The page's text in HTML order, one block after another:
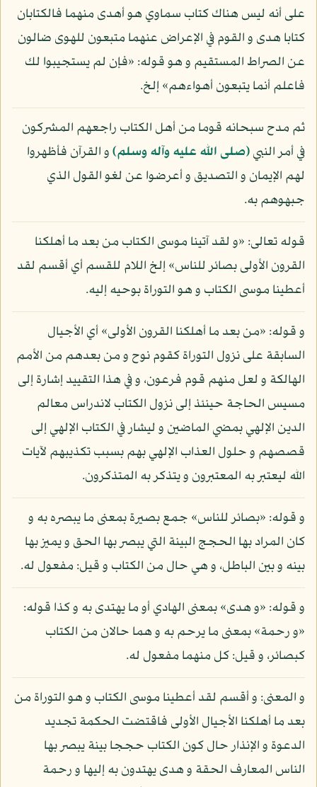
على أنه ليس هناك كتاب سماوي هو أهدى منهما فالكتابان
كتابا هدى و القوم في الإعراض عنهما متبعون للهوى ضالون
عن الصراط المستقيم و هو قوله: «فإن لم يستجيبوا لك
فاعلم أنما يتبعون أهواءهم» إلخ.
ثم مدح سبحانه قوما من أهل الكتاب راجعهم المشركون
في أمر النبي(صلى الله عليه وآله وسلم)و القرآن فأظهروا
لهم الإيمان و التصديق و أعرضوا عن لغو القول الذي
جبهوهم به.
قوله تعالى: «و لقد آتينا موسى الكتاب من بعد ما أهلكنا
القرون الأولى بصائر للناس» إلخ اللام للقسم أي أقسم لقد
أعطينا موسى الكتاب و هو التوراة بوحيه إليه.
و قوله: «من بعد ما أهلكنا القرون الأولى» أي الأجيال
السابقة على نزول التوراة كقوم نوح و من بعدهم من الأمم
الهالكة و لعل منهم قوم فرعون، و في هذا التقييد إشارة إلى
مسيس الحاجة حينئذ إلى نزول الكتاب لاندراس معالم
الدين الإلهي بمضي الماضين و ليشار في الكتاب الإلهي إلى
قصصهم و حلول العذاب الإلهي بهم بسبب تكذيبهم لآيات
الله ليعتبر به المعتبرون و يتذكر به المتذكرون.
و قوله: «بصائر للناس» جمع بصيرة بمعنى ما يبصره به و
كان المراد بها الحجج البينة التي يبصر بها الحق و يميز بها
بينه و بين الباطل، و هي حال من الكتاب و قيل: مفعول له.
و قوله: «و هدى» بمعنى الهادي أو ما يهتدى به و كذا قوله:
«و رحمة» بمعنى ما يرحم به و هما حالان من الكتاب
كبصائر، و قيل: كل منهما مفعول له.
و المعنى: و أقسم لقد أعطينا موسى الكتاب و هو التوراة من
بعد ما أهلكنا الأجيال الأولى فاقتضت الحكمة تجديد
الدعوة و الإنذار حال كون الكتاب حججا بينة يبصر بها
الناس المعارف الحقة و هدى يهتدون به إليها و رحمة